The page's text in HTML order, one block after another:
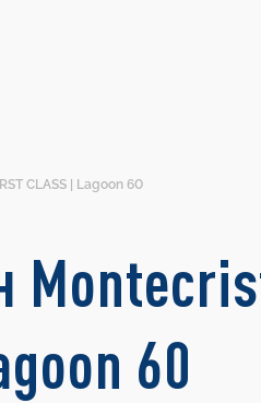
CLASS | Lagoon 60
60